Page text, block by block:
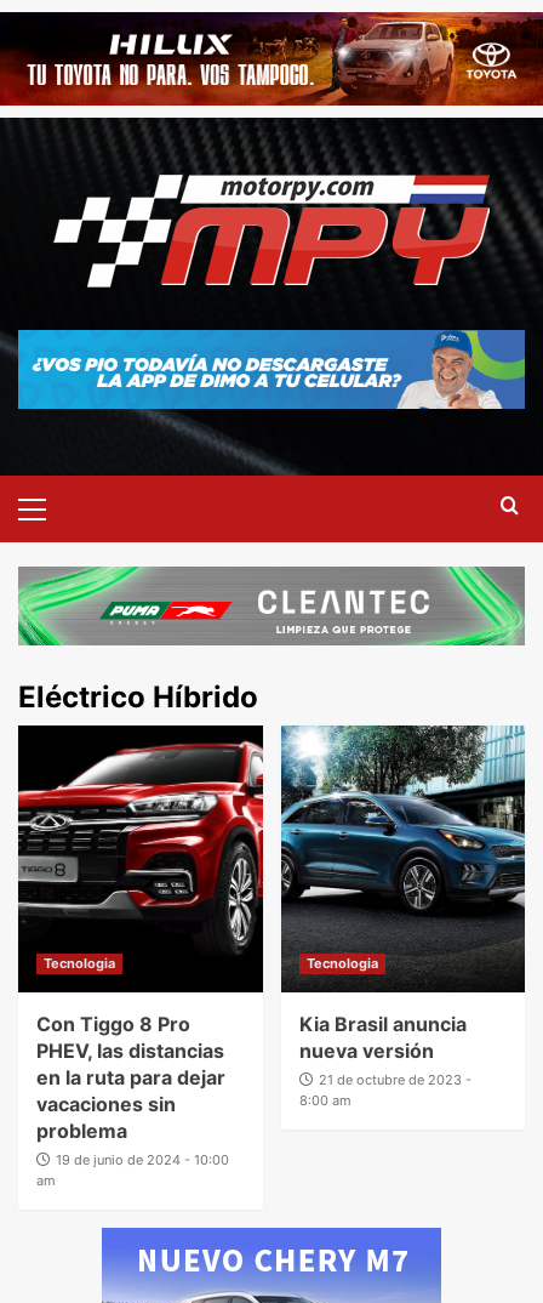
Eléctrico Híbrido
Tecnologia
Con Tiggo 8 Pro
PHEV, las distancias
en la ruta para dejar
vacaciones sin
problema
19 de junio de 2024 - 10:00
am
Tecnologia
Kia Brasil anuncia
nueva versión
21 de octubre de 2023 -
8:00 am